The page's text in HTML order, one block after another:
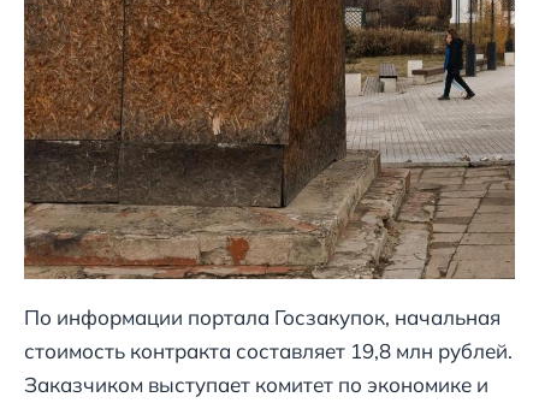
По информации портала Госзакупок, начальная
стоимость контракта составляет 19,8 млн рублей.
Заказчиком выступает комитет по экономике и